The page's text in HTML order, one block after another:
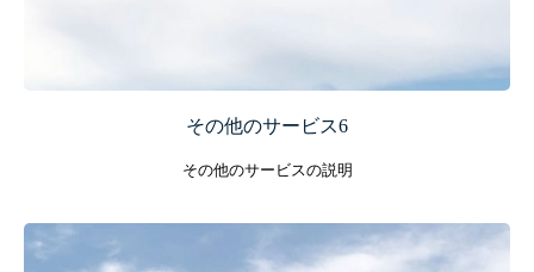
その他のサービス6
その他のサービスの説明